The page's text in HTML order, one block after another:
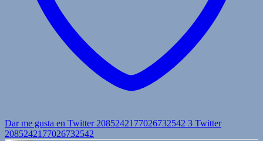
Dar me gusta en Twitter 2085242177026732542 3 Twitter
2085242177026732542